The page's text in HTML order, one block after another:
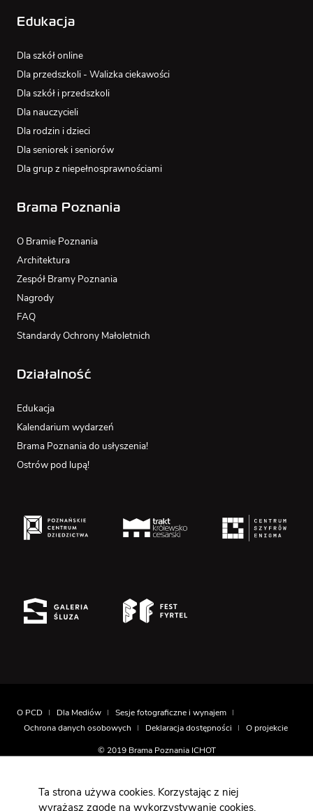
Edukacja
Dla szkół online
Dla przedszkoli - Walizka ciekawości
Dla szkół i przedszkoli
Dla nauczycieli
Dla rodzin i dzieci
Dla seniorek i seniorów
Dla grup z niepełnosprawnościami
Brama Poznania
O Bramie Poznania
Architektura
Zespół Bramy Poznania
Nagrody
FAQ
Standardy Ochrony Małoletnich
Działalność
Edukacja
Kalendarium wydarzeń
Brama Poznania do usłyszenia!
Ostrów pod lupą!
© 2019 Brama Poznania ICHOT
O PCD Dla Mediów
Sesje fotograficzne i wynajem
Ochrona danych osobowych
Deklaracja dostępności O projekcie
Ta strona używa cookies. Korzystając z niej
wyrażasz zgodę na wykorzystywanie cookies,